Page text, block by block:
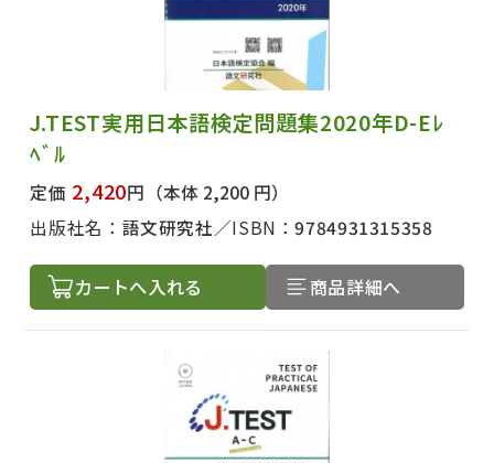
J.TEST実用日本語検定問題集2020年D-Eﾚ
ﾍﾞﾙ
定価 2,420円 （本体 2,200 円）
出版社名： 語文研究社 ISBN：9784931315358
カートへ入れる 商品詳細へ